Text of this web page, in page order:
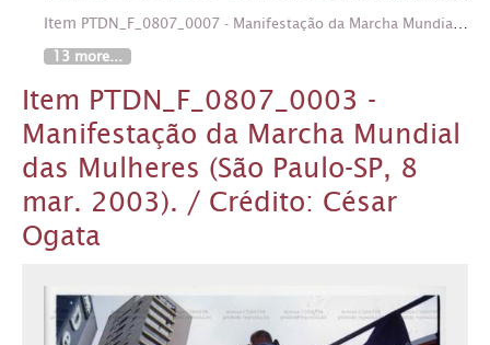
Item PTDN_F_0807_0007 - Manifestação da Marcha Mundial das Mulheres (São Paulo-SP, 8 mar. 2003). / Crédito: César Ogata
13 more...
Item PTDN_F_0807_0003 -
Manifestação da Marcha Mundial
das Mulheres (São Paulo-SP, 8
mar. 2003). / Crédito: César
Ogata